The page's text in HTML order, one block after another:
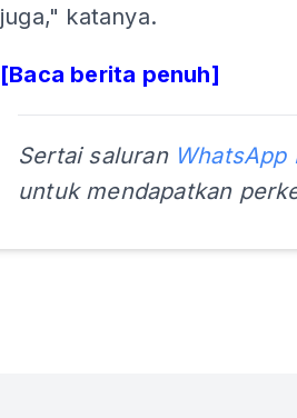
juga," katanya.
[Baca berita penuh]
Sertai saluran WhatsApp
untuk mendapatkan